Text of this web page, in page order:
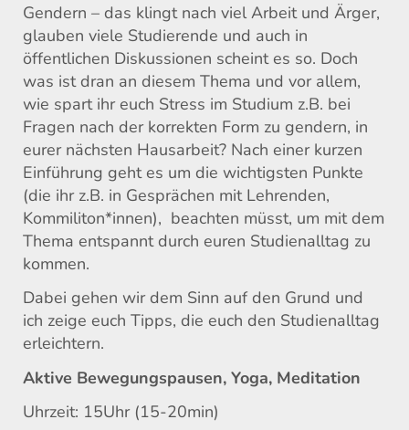
Gendern – das klingt nach viel Arbeit und Ärger,
glauben viele Studierende und auch in
öffentlichen Diskussionen scheint es so. Doch
was ist dran an diesem Thema und vor allem,
wie spart ihr euch Stress im Studium z.B. bei
Fragen nach der korrekten Form zu gendern, in
eurer nächsten Hausarbeit? Nach einer kurzen
Einführung geht es um die wichtigsten Punkte
(die ihr z.B. in Gesprächen mit Lehrenden,
Kommiliton*innen), beachten müsst, um mit dem
Thema entspannt durch euren Studienalltag zu
kommen.
Dabei gehen wir dem Sinn auf den Grund und
ich zeige euch Tipps, die euch den Studienalltag
erleichtern.
Aktive Bewegungspausen, Yoga, Meditation
Uhrzeit: 15Uhr (15-20min)